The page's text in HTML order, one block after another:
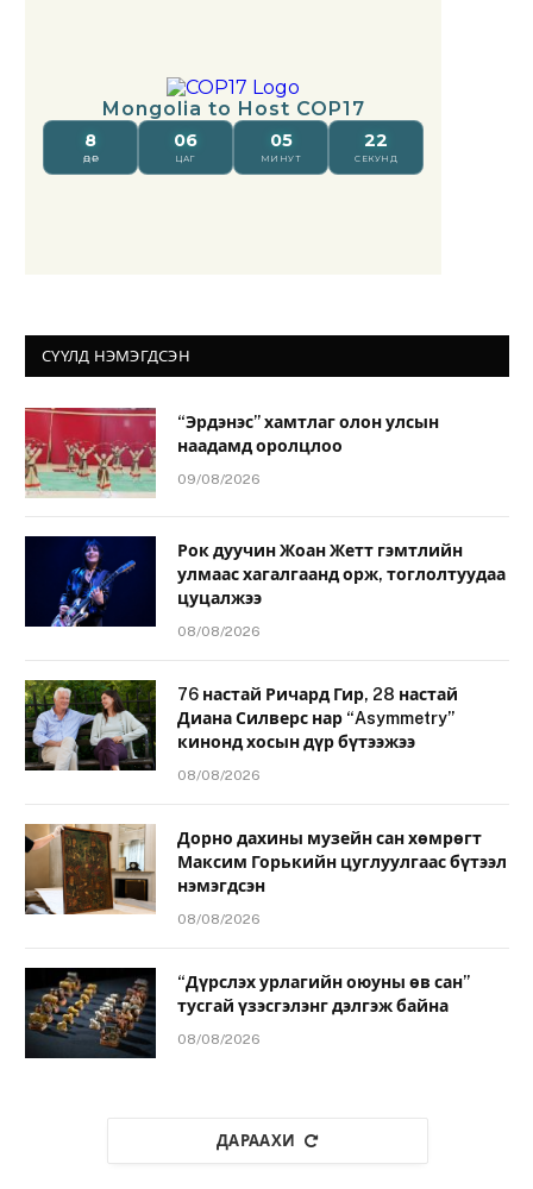
СҮҮЛД НЭМЭГДСЭН
“Эрдэнэс” хамтлаг олон улсын
наадамд оролцлоо
09/08/2026
Рок дуучин Жоан Жетт гэмтлийн
улмаас хагалгаанд орж, тоглолтуудаа
цуцалжээ
08/08/2026
76 настай Ричард Гир, 28 настай
Диана Силверс нар “Asymmetry”
кинонд хосын дүр бүтээжээ
08/08/2026
Дорно дахины музейн сан хөмрөгт
Максим Горькийн цуглуулгаас бүтээл
нэмэгдсэн
08/08/2026
“Дүрслэх урлагийн оюуны өв сан”
тусгай үзэсгэлэнг дэлгэж байна
08/08/2026
ДАРААХИ